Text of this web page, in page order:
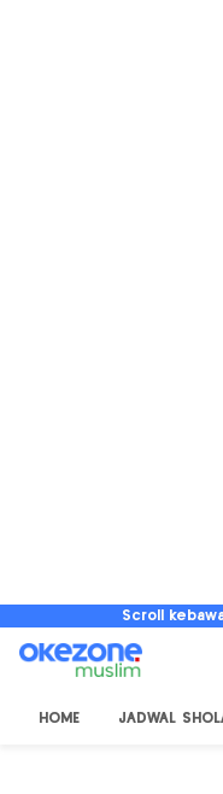
Scroll
HOME JADWAL